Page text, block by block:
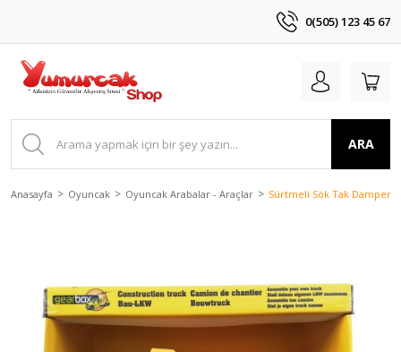
0(505) 123 45 67
ARA
Anasayfa Oyuncak Oyuncak Arabalar - Araçlar Sürtmeli Sök Tak Damperli